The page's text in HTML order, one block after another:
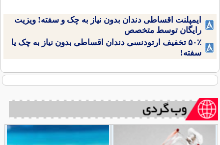
ایمپلنت اقساطی دندان بدون نیاز به چک و سفته! ویزیت
رایگان توسط متخصص
۵۰٪ تخفیف ارتودنسی دندان اقساطی بدون نیاز به چک یا
سفته!